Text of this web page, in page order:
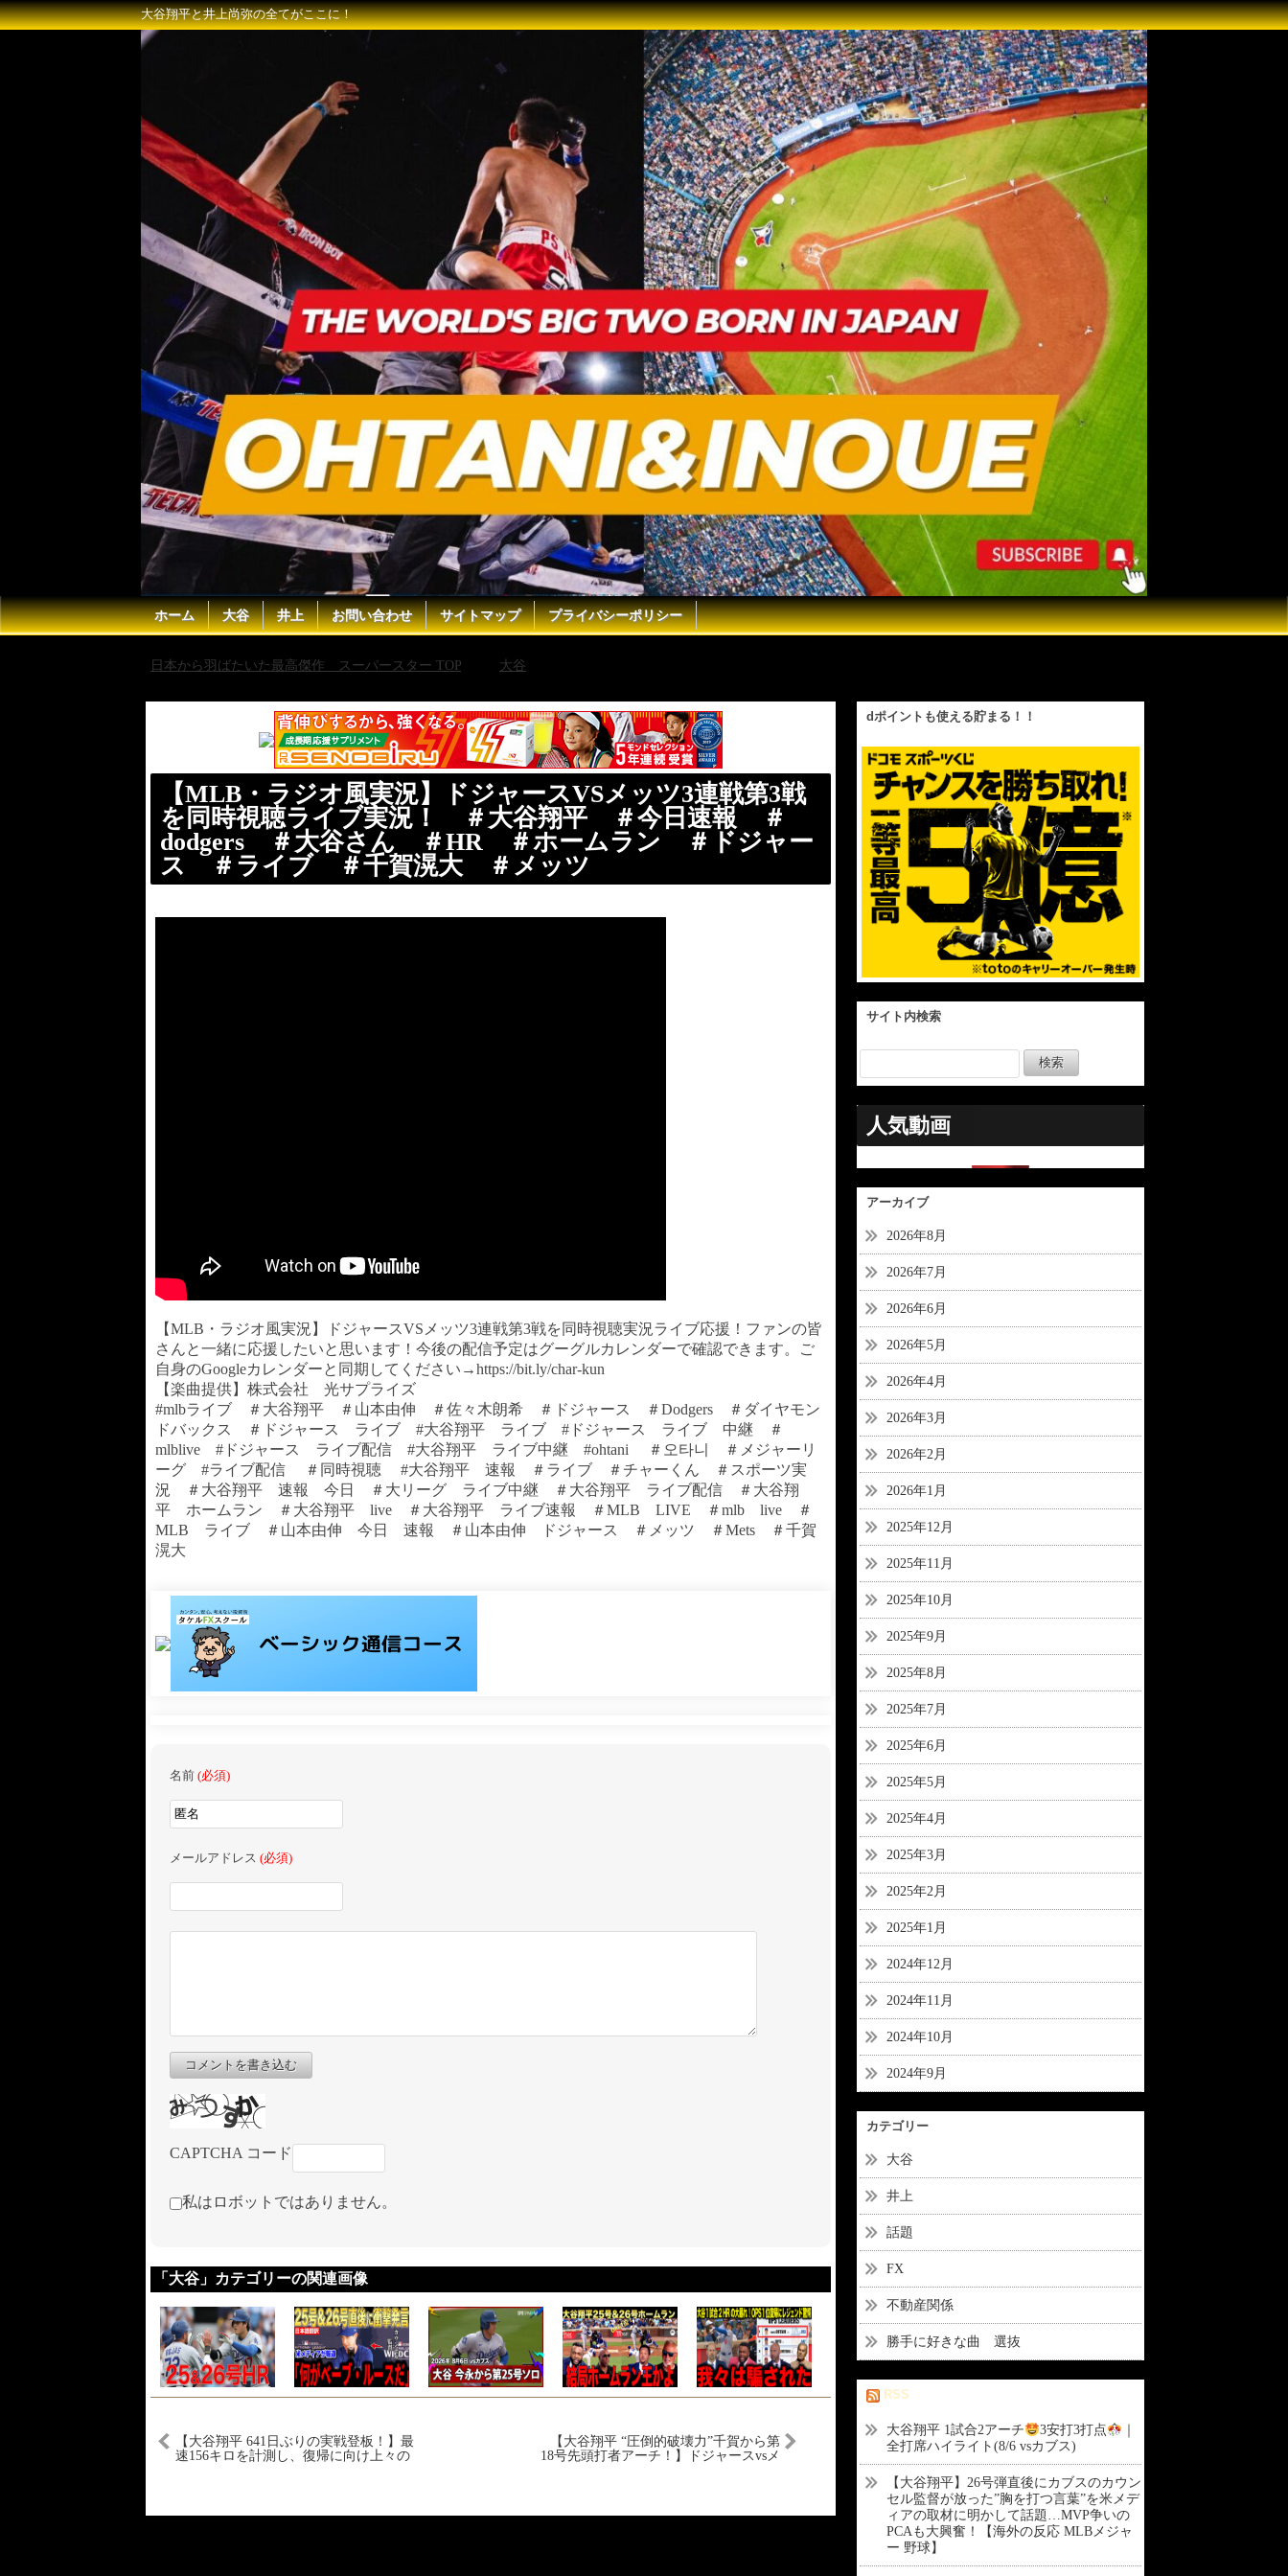
大谷翔平と井上尚弥の全てがここに！
ホーム 大谷 井上 お問い合わせ サイトマップ プライバシーポリシー
日本から羽ばたいた最高傑作 スーパースター TOP 大谷
【MLB・ラジオ風実況】ドジャースVSメッツ3連戦第3戦
を同時視聴ライブ実況！ ＃大谷翔平 ＃今日速報 ＃
dodgers ＃大谷さん ＃HR ＃ホームラン ＃ドジャー
ス ＃ライブ ＃千賀滉大 ＃メッツ
【MLB・ラジオ風実況】ドジャースVSメッツ3連戦第3戦を同時視聴実況ライブ応援！ファンの皆
さんと一緒に応援したいと思います！今後の配信予定はグーグルカレンダーで確認できます。ご
自身のGoogleカレンダーと同期してください→https://bit.ly/char-kun
【楽曲提供】株式会社 光サプライズ
#mlbライブ ＃大谷翔平 ＃山本由伸 ＃佐々木朗希 ＃ドジャース ＃Dodgers ＃ダイヤモン
ドバックス ＃ドジャース ライブ #大谷翔平 ライブ #ドジャース ライブ 中継 ＃
mlblive #ドジャース ライブ配信 #大谷翔平 ライブ中継 #ohtani ＃오타니 ＃メジャーリ
ーグ #ライブ配信 ＃同時視聴 #大谷翔平 速報 ＃ライブ ＃チャーくん ＃スポーツ実
況 ＃大谷翔平 速報 今日 ＃大リーグ ライブ中継 ＃大谷翔平 ライブ配信 ＃大谷翔
平 ホームラン ＃大谷翔平 live ＃大谷翔平 ライブ速報 ＃MLB LIVE ＃mlb live ＃
MLB ライブ ＃山本由伸 今日 速報 ＃山本由伸 ドジャース ＃メッツ ＃Mets ＃千賀
滉大
名前 (必須)
メールアドレス (必須)
コメントを書き込む
CAPTCHA コード
私はロボットではありません。
「大谷」カテゴリーの関連画像
【大谷翔平 641日ぶりの実戦登板！】最
速156キロを計測し、復帰に向け上々の
【大谷翔平 “圧倒的破壊力”千賀から第
18号先頭打者アーチ！】ドジャースvsメ
dポイントも使える貯まる！！
サイト内検索
人気動画
アーカイブ
2026年8月
2026年7月
2026年6月
2026年5月
2026年4月
2026年3月
2026年2月
2026年1月
2025年12月
2025年11月
2025年10月
2025年9月
2025年8月
2025年7月
2025年6月
2025年5月
2025年4月
2025年3月
2025年2月
2025年1月
2024年12月
2024年11月
2024年10月
2024年9月
カテゴリー
大谷
井上
話題
FX
不動産関係
勝手に好きな曲 選抜
RSS
大谷翔平 1試合2アーチ 3安打3打点
全打席ハイライト(8/6 vsカブス)
【大谷翔平】26号弾直後にカブスのカウン
セル監督が放った”胸を打つ言葉”を米メデ
ィアの取材に明かして話題…MVP争いの
PCAも大興奮！【海外の反応 MLBメジャ
ー 野球】